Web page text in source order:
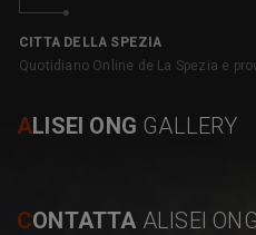
CITTA DELLA SPEZIA
Quotidiano Online de La Spezia e
ALISEI ONG GALLERY
CONTATTA ALISEI ONG